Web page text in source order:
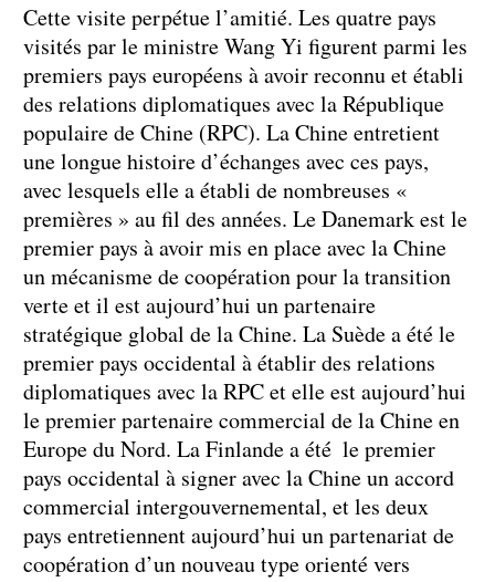
Cette visite perpétue l’amitié. Les quatre pays
visités par le ministre Wang Yi figurent parmi les
premiers pays européens à avoir reconnu et établi
des relations diplomatiques avec la République
populaire de Chine (RPC). La Chine entretient
une longue histoire d’échanges avec ces pays,
avec lesquels elle a établi de nombreuses «
premières » au fil des années. Le Danemark est le
premier pays à avoir mis en place avec la Chine
un mécanisme de coopération pour la transition
verte et il est aujourd’hui un partenaire
stratégique global de la Chine. La Suède a été le
premier pays occidental à établir des relations
diplomatiques avec la RPC et elle est aujourd’hui
le premier partenaire commercial de la Chine en
Europe du Nord. La Finlande a été le premier
pays occidental à signer avec la Chine un accord
commercial intergouvernemental, et les deux
pays entretiennent aujourd’hui un partenariat de
coopération d’un nouveau type orienté vers